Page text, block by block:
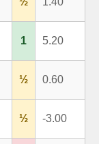
1 5.20
½ 0.60
½ -3.00